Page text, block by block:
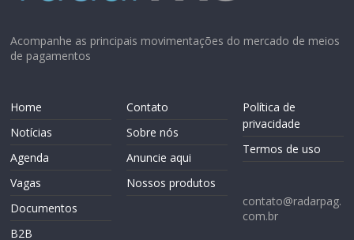
Acompanhe as principais movimentações do mercado de meios
de pagamentos
Home
Notícias
Agenda
Vagas
Documentos
B2B
Contato
Sobre nós
Anuncie aqui
Nossos produtos
Política de
privacidade
Termos de uso
contato@radarpag.
com.br